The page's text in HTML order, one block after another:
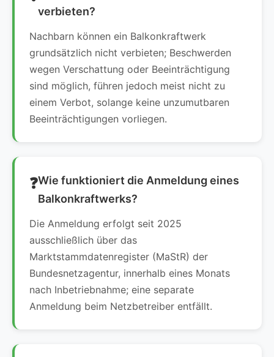
verbieten?
Nachbarn können ein Balkonkraftwerk
grundsätzlich nicht verbieten; Beschwerden
wegen Verschattung oder Beeinträchtigung
sind möglich, führen jedoch meist nicht zu
einem Verbot, solange keine unzumutbaren
Beeinträchtigungen vorliegen.
Wie funktioniert die Anmeldung eines
Balkonkraftwerks?
Die Anmeldung erfolgt seit 2025
ausschließlich über das
Marktstammdatenregister (MaStR) der
Bundesnetzagentur, innerhalb eines Monats
nach Inbetriebnahme; eine separate
Anmeldung beim Netzbetreiber entfällt.